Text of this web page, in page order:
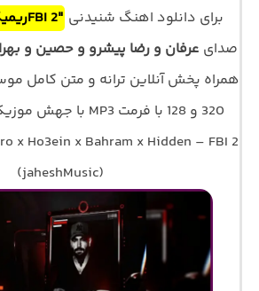
برای دانلود اهنگ شنیدنی FBI 2″ریمیکس رپی گنگ”
صدای عرفان و رضا پیشرو و حصین و
همراه پخش آنلاین ترانه و متن کامل
320 و 128 با فرمت MP3 با جهش موزیک ❤️ همراه باشید
x Ho3ein x Bahram x Hidden – FBI 2
(jaheshMusic)